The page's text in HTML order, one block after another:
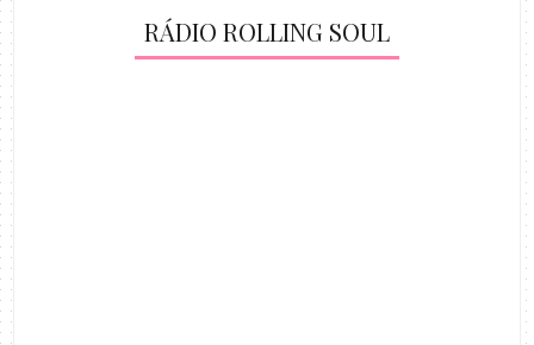
RÁDIO ROLLING SOUL